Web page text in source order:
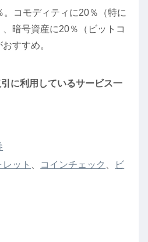
。コモディティに20％（特に
暗号資産に20％（ビットコ
すすめ。
に利用しているサービス一
ット コインチェック
ビ